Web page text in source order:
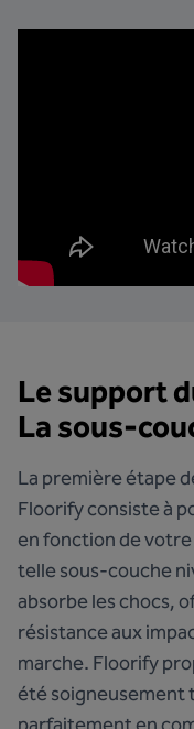
Le support
La sous-
La première étape
Floorify consiste à
en fonction de
telle sous-couche
absorbe les chocs,
résistance aux
marche. Floorify
été
parfaitement en